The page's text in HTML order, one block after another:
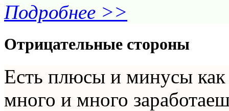
Подробнее >>
Отрицательные стороны
Есть плюсы и минусы
много и много